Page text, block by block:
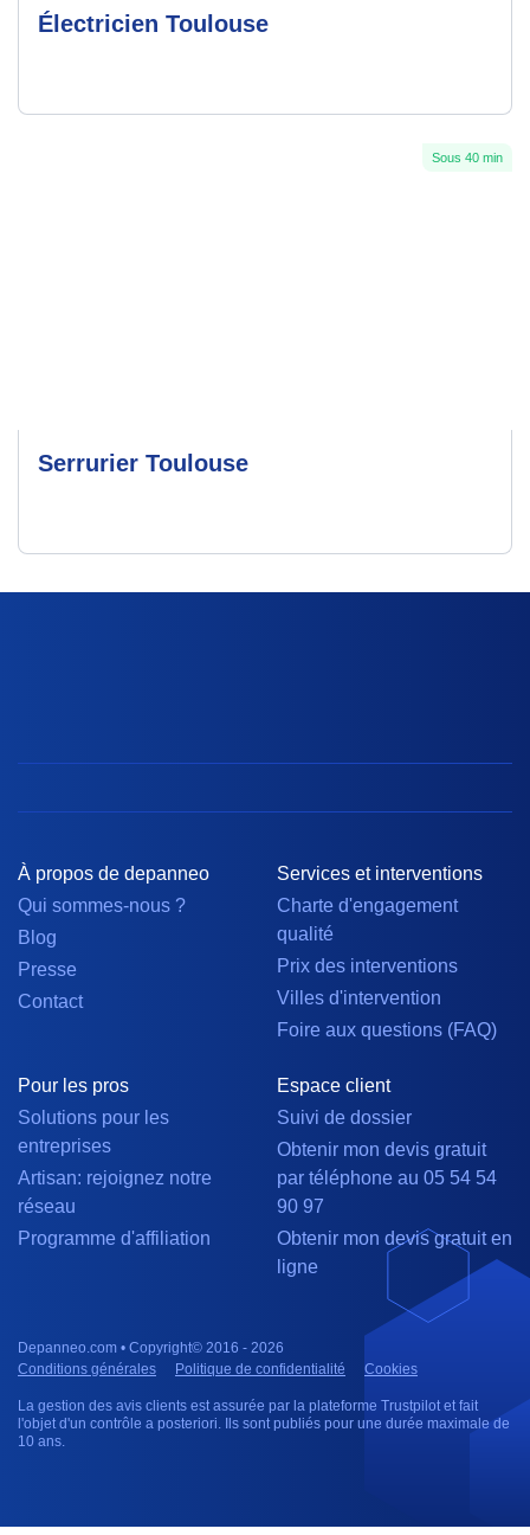
Électricien Toulouse
Sous 40 min
Serrurier Toulouse
À propos de depanneo
Qui sommes-nous ?
Blog
Presse
Contact
Services et interventions
Charte d'engagement
qualité
Prix des interventions
Villes d'intervention
Foire aux questions (FAQ)
Pour les pros
Solutions pour les
entreprises
Artisan: rejoignez notre
réseau
Programme d'affiliation
Espace client
Suivi de dossier
Obtenir mon devis gratuit
par téléphone au 05 54 54
90 97
Obtenir mon devis gratuit en
ligne
Depanneo.com • Copyright© 2016 - 2026
Conditions générales
Politique de confidentialité Cookies
La gestion des avis clients est assurée par la plateforme Trustpilot et fait
l'objet d'un contrôle a posteriori. Ils sont publiés pour une durée maximale de
10 ans.